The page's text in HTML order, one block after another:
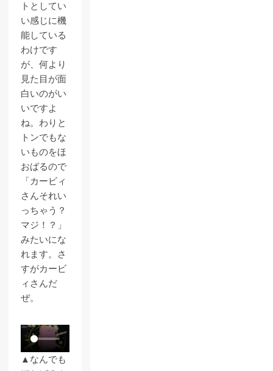
トとしてい
い感じに機
能している
わけです
が、何より
見た目が面
白いのがい
いですよ
ね。わりと
トンでもな
いものをほ
おばるので
「カービィ
さんそれい
っちゃう？
マジ！？」
みたいにな
れます。さ
すがカービ
ィさんだ
ぜ。
▲なんでも